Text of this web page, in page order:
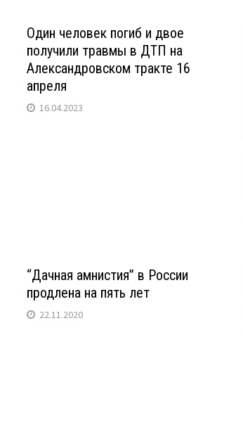
Один человек погиб и двое
получили травмы в ДТП на
Александровском тракте 16
апреля
16.04.2023
“Дачная амнистия” в России
продлена на пять лет
22.11.2020